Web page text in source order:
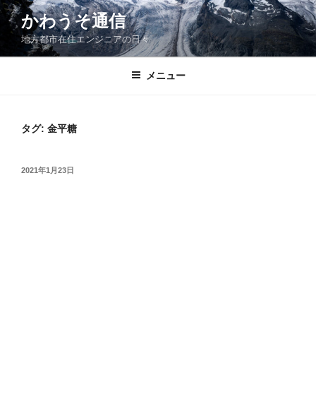
コ
ン
ン
かわうそ通信
地方都市在住エンジニアの日々
メニュー
タグ: 金平糖
投
2021年1月23日